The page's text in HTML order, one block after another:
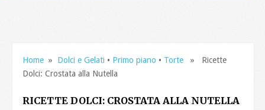
Home » Dolci e Gelati • Primo piano • Torte » Ricette
Dolci: Crostata alla Nutella
RICETTE DOLCI: CROSTATA ALLA NUTELLA